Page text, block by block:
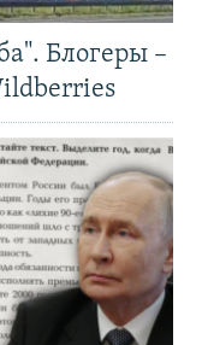
Блогеры –